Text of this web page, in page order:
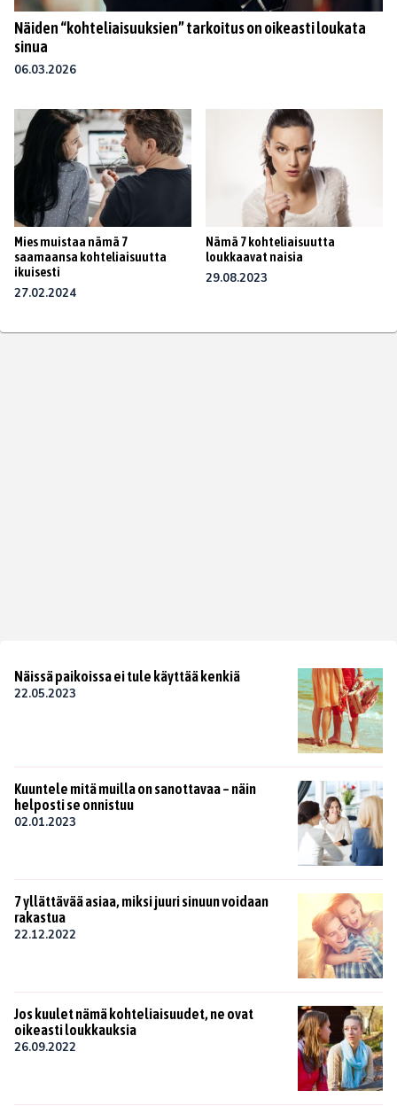
Näiden “kohteliaisuuksien” tarkoitus on oikeasti loukata
sinua
06.03.2026
Mies muistaa nämä 7
saamaansa kohteliaisuutta
ikuisesti
27.02.2024
Nämä 7 kohteliaisuutta
loukkaavat naisia
29.08.2023
Näissä paikoissa ei tule käyttää kenkiä
22.05.2023
Kuuntele mitä muilla on sanottavaa – näin
helposti se onnistuu
02.01.2023
7 yllättävää asiaa, miksi juuri sinuun voidaan
rakastua
22.12.2022
Jos kuulet nämä kohteliaisuudet, ne ovat
oikeasti loukkauksia
26.09.2022